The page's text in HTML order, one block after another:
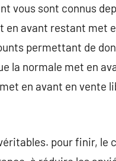
vous sont connus
avant restant met
permettant de
la normale met en
en avant en vente
pour finir, le